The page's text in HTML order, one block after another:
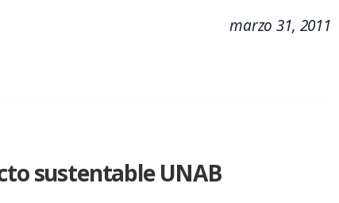
marzo 31, 2011
sustentable UNAB